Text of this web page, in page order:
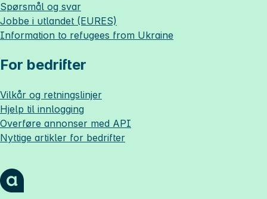
Spørsmål og svar
Jobbe i utlandet (EURES)
Information to refugees from Ukraine
For bedrifter
Vilkår og retningslinjer
Hjelp til innlogging
Overføre annonser med API
Nyttige artikler for bedrifter